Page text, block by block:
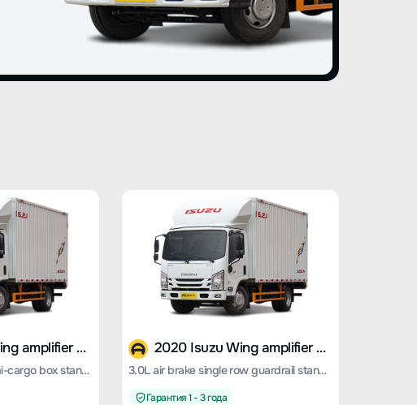
2020 Isuzu Wing amplifier ES5
3.0L air brake row semi-cargo box standard version
2020 Isuzu Wing amplifier ES5
3.0L air brake single row guardrail standard version
Гарантия 1 - 3 года